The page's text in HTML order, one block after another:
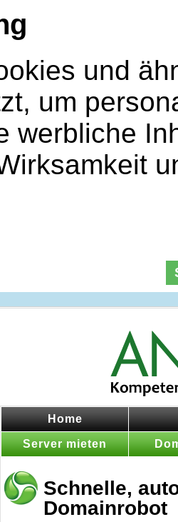
und
um
werbliche
Home
Server mieten
Schnelle,
Domainrobot